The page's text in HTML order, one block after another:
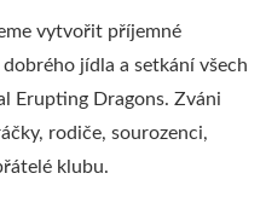
vytvořit příjemné
jídla a setkání všech
Erupting Dragons. Zváni
rodiče, sourozenci,
klubu.